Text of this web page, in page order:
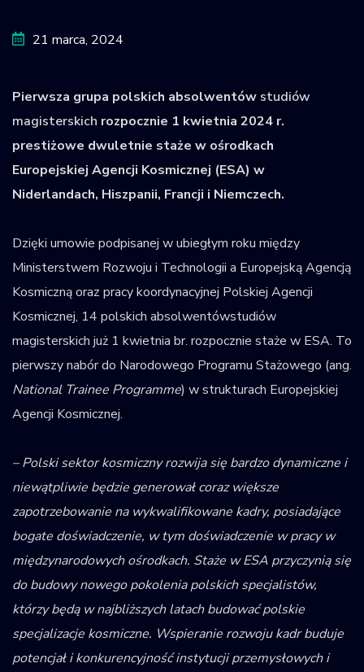
21 marca, 2024
Pierwsza grupa polskich absolwentów studiów
magisterskich rozpocznie 1 kwietnia 2024 r.
prestiżowe dwuletnie staże w ośrodkach
Europejskiej Agencji Kosmicznej (ESA) w
Niderlandach, Hiszpanii, Francji i Niemczech.
Dzięki umowie podpisanej w ubiegłym roku między
Ministerstwem Rozwoju i Technologii a Europejską Agencją
Kosmiczną oraz pracy koordynacyjnej Polskiej Agencji
Kosmicznej, 14 polskich absolwentówstudiów
magisterskich już 1 kwietnia br. rozpocznie staże w ESA. To
pierwszy nabór do Narodowego Programu Stażowego (ang.
National Trainee Programme) w strukturach Europejskiej
Agencji Kosmicznej.
– Polski sektor kosmiczny rozwija się bardzo dynamiczne i
niewątpliwie będzie generował coraz większe
zapotrzebowanie na wykwalifikowane kadry, posiadające
bogate doświadczenie, w tym doświadczenie w pracy w
międzynarodowych ośrodkach. Staże w ESA przyczynią się
do budowy nowego pokolenia polskich specjalistów,
którzy będą w najbliższych latach budować polskie
specjalizacje kosmiczne. Wspieranie rozwoju kadr buduje
potencjał i konkurencyjność instytucji przemysłowych i